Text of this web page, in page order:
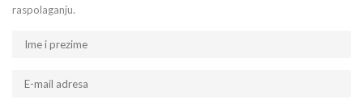
raspolaganju.